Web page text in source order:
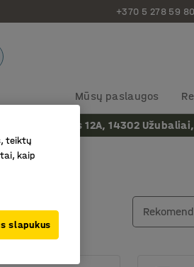
+370 5 278 59 80
Mūsų paslaugos
kelias 12A, 14302
teiktų
kaip
slapukus